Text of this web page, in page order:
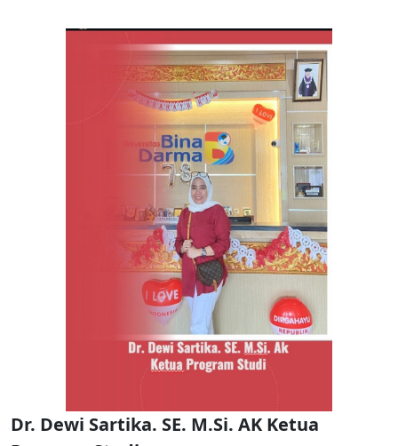
Dr. Dewi Sartika. SE. M.Si. AK Ketua